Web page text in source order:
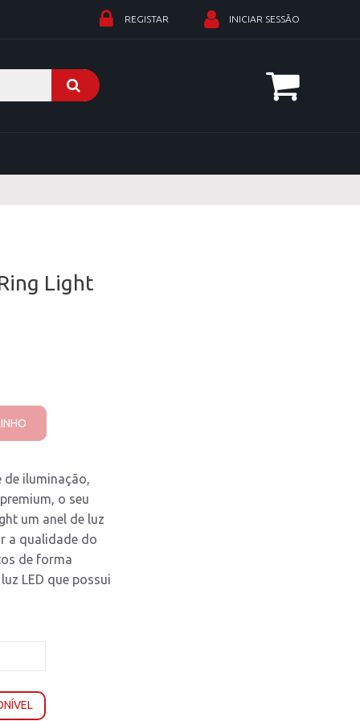
REGISTAR INICIAR SESSÃO
Light
de iluminação,
o seu
um anel de luz
a qualidade do
de forma
LED que possui